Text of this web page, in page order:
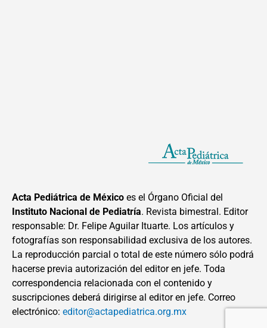
Acta Pediátrica de México es el Órgano Oficial del
Instituto Nacional de Pediatría. Revista bimestral. Editor
responsable: Dr. Felipe Aguilar Ituarte. Los artículos y
fotografías son responsabilidad exclusiva de los autores.
La reproducción parcial o total de este número sólo podrá
hacerse previa autorización del editor en jefe. Toda
correspondencia relacionada con el contenido y
suscripciones deberá dirigirse al editor en jefe. Correo
electrónico: editor@actapediatrica.org.mx